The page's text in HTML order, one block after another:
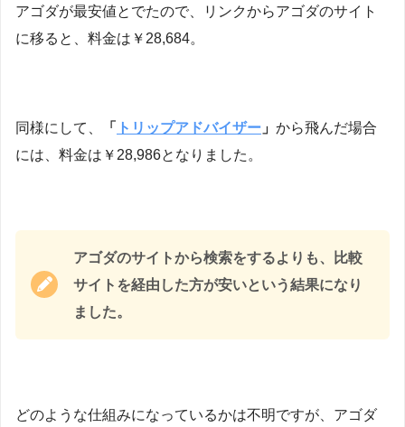
アゴダが最安値とでたので、リンクからアゴダのサイト
に移ると、料金は￥28,684。
同様にして、 「 トリップアドバイザー 」 から飛んだ場合
には、料金は￥28,986となりました。
アゴダのサイトから検索をするよりも、比較
サイトを経由した方が安いという結果になり
ました。
どのような仕組みになっているかは不明ですが、アゴダ